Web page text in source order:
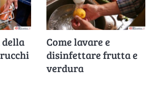
Come lavare e
disinfettare frutta e
verdura